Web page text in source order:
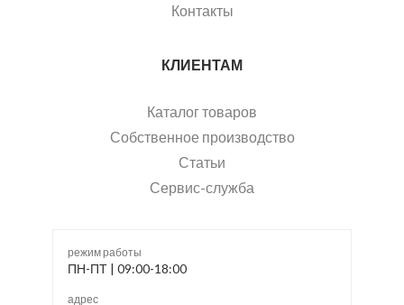
Контакты
КЛИЕНТАМ
Каталог товаров
Собственное производство
Статьи
Сервис-служба
режим работы
ПН-ПТ | 09:00-18:00
адрес